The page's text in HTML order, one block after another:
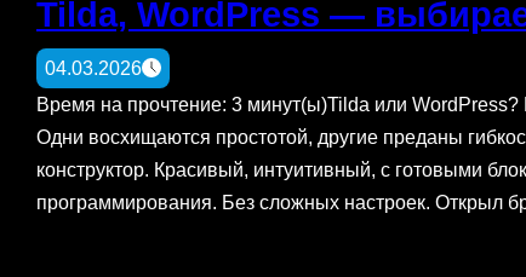
Tilda, WordPress —
04.03.2026
Время на прочтение: 3 минут(ы)Tilda или WordPress?
Одни восхищаются простотой, другие преданы
конструктор. Красивый, интуитивный, с готовыми
программирования. Без сложных настроек. Открыл